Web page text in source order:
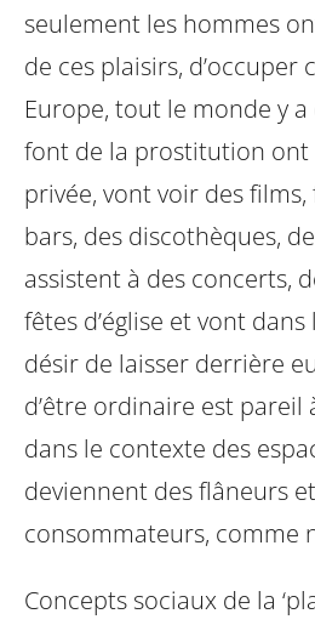
seulement les hommes
de ces plaisirs, d’occuper
Europe, tout le monde y
font de la prostitution ont
privée, vont voir des
bars, des discothèques,
assistent à des concerts,
fêtes d’église et vont
désir de laisser derrière
d’être ordinaire est pareil
dans le contexte des
deviennent des flâneurs
consommateurs, comme
Concepts sociaux de la